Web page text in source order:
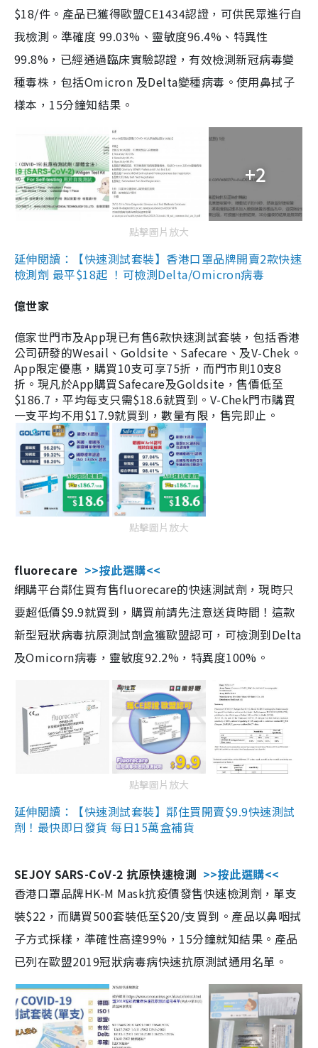
$18/件。產品已獲得歐盟CE1434認證，可供民眾進行自
我檢測。準確度 99.03%、靈敏度96.4%、特異性
99.8%，已經通過臨床實驗認證，有效檢測新冠病毒變
種毒株，包括Omicron 及Delta變種病毒。使用鼻拭子
樣本，15分鐘知結果。
+2
點擊圖片放大
延伸閱讀：【快速測試套裝】香港口罩品牌開賣2款快速
檢測劑 最平$18起 ！可檢測Delta/Omicron病毒
億世家
億家世門市及App現已有售6款快速測試套裝，包括香港
公司研發的Wesail、Goldsite、Safecare、及V-Chek。
App限定優惠，購買10支可享75折，而門市則10支8
折。現凡於App購買Safecare及Goldsite，售價低至
$186.7，平均每支只需$18.6就買到。V-Chek門市購買
一支平均不用$17.9就買到，數量有限，售完即止。
點擊圖片放大
fluorecare >>按此選購<<
網購平台鄰住買有售fluorecare的快速測試劑，現時只
要超低價$9.9就買到，購買前請先注意送貨時間！這款
新型冠狀病毒抗原測試劑盒獲歐盟認可，可檢測到Delta
及Omicorn病毒，靈敏度92.2%，特異度100%。
點擊圖片放大
延伸閱讀：【快速測試套裝】鄰住買開賣$9.9快速測試
劑！最快即日發貨 每日15萬盒補貨
SEJOY SARS-CoV-2 抗原快速檢測 >>按此選購<<
香港口罩品牌HK-M Mask抗疫價發售快速檢測劑，單支
裝$22，而購買500套裝低至$20/支買到。產品以鼻咽拭
子方式採樣，準確性高達99%，15分鐘就知結果。產品
已列在歐盟2019冠狀病毒病快速抗原測試通用名單。